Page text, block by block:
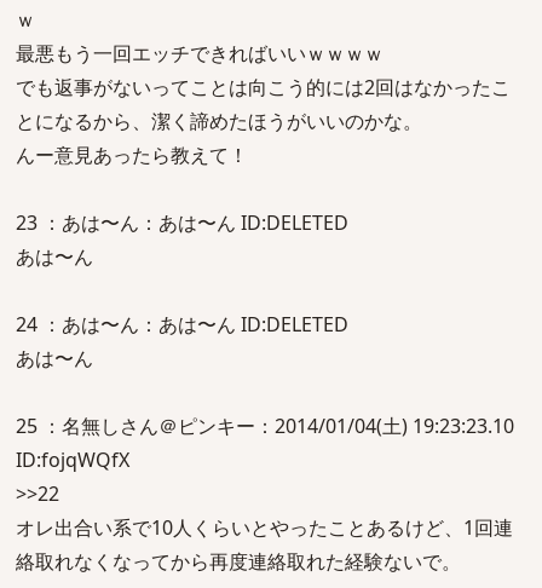
ｗ
最悪もう一回エッチできればいいｗｗｗｗ
でも返事がないってことは向こう的には2回はなかったこ
とになるから、潔く諦めたほうがいいのかな。
んー意見あったら教えて！
23 ：あは〜ん：あは〜ん ID:DELETED
あは〜ん
24 ：あは〜ん：あは〜ん ID:DELETED
あは〜ん
25 ：名無しさん＠ピンキー：2014/01/04(土) 19:23:23.10
ID:fojqWQfX
>>22
オレ出合い系で10人くらいとやったことあるけど、1回連
絡取れなくなってから再度連絡取れた経験ないで。